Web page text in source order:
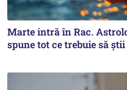
Marte intră în Rac.
spune tot ce trebuie să